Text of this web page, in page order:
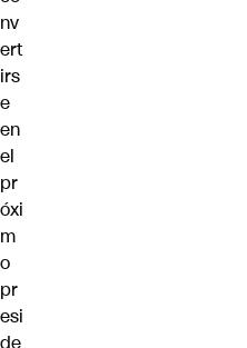
nv
ert
irs
e
en
el
pr
óxi
m
o
pr
esi